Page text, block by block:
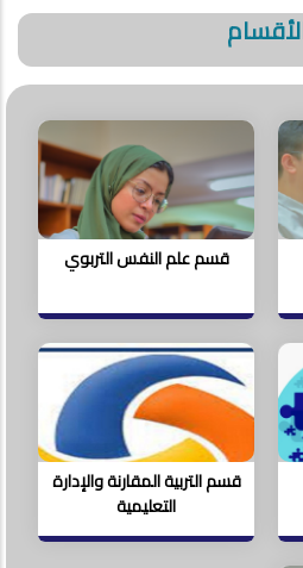
قسم علم النفس التربوي
قسم التربية المقارنة والإدارة
التعليمية